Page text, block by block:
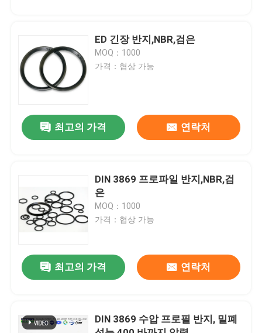
동영상
공장 투어
연락처
뉴스
충돌 O링
ED 긴장 반지,NBR,검은
MOQ：1000
가격：협상 가능
최고의 가격 연락처
DIN 3869 프로파일 반지,NBR,검
은
MOQ：1000
가격：협상 가능
최고의 가격 연락처
DIN 3869 수압 프로필 반지, 밀폐